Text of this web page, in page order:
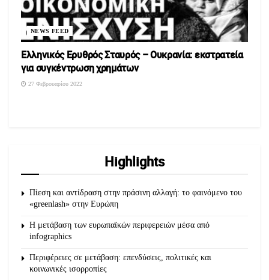
NEWS FEED
Ελληνικός Ερυθρός Σταυρός – Ουκρανία: εκστρατεία
για συγκέντρωση χρημάτων
27 Φεβρουαρίου 2022
Highlights
Πίεση και αντίδραση στην πράσινη αλλαγή: το φαινόμενο του
«greenlash» στην Ευρώπη
Η μετάβαση των ευρωπαϊκών περιφερειών μέσα από
infographics
Περιφέρειες σε μετάβαση: επενδύσεις, πολιτικές και
κοινωνικές ισορροπίες